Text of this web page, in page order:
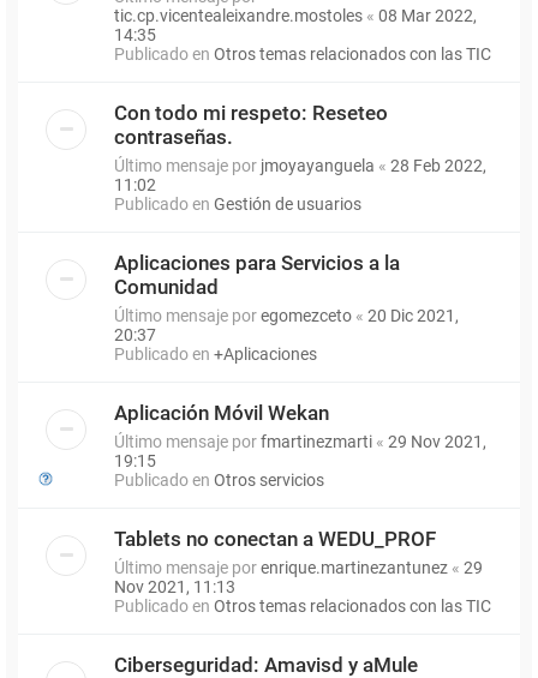
tic.cp.vicentealeixandre.mostoles « 08 Mar 2022,
14:35
Publicado en Otros temas relacionados con las TIC
Con todo mi respeto: Reseteo
contraseñas.
Último mensaje por jmoyayanguela « 28 Feb 2022,
11:02
Publicado en Gestión de usuarios
Aplicaciones para Servicios a la
Comunidad
Último mensaje poregomezceto « 20 Dic 2021,
20:37
Publicado en +Aplicaciones
Aplicación Móvil Wekan
Último mensaje porfmartinezmarti « 29 Nov 2021,
19:15
Publicado en Otros servicios
Tablets no conectan a WEDU_PROF
Último mensaje porenrique.martinezantunez « 29
Nov 2021, 11:13
Publicado en Otros temas relacionados con las TIC
Ciberseguridad: Amavisd y aMule